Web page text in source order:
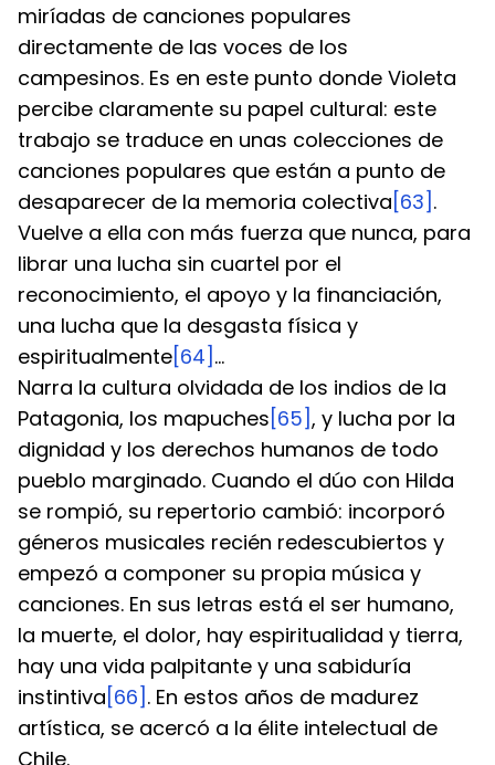
miríadas de canciones populares
directamente de las voces de los
campesinos. Es en este punto donde Violeta
percibe claramente su papel cultural: este
trabajo se traduce en unas colecciones de
canciones populares que están a punto de
desaparecer de la memoria colectiva [63] .
Vuelve a ella con más fuerza que nunca, para
librar una lucha sin cuartel por el
reconocimiento, el apoyo y la financiación,
una lucha que la desgasta física y
espiritualmente[64] ...
Narra la cultura olvidada de los indios de la
Patagonia, los mapuches [65], y lucha por la
dignidad y los derechos humanos de todo
pueblo marginado. Cuando el dúo con Hilda
se rompió, su repertorio cambió: incorporó
géneros musicales recién redescubiertos y
empezó a componer su propia música y
canciones. En sus letras está el ser humano,
la muerte, el dolor, hay espiritualidad y tierra,
hay una vida palpitante y una sabiduría
instintiva [66] . En estos años de madurez
artística, se acercó a la élite intelectual de
Chile.